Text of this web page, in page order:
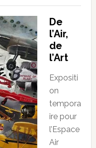
De
l’Air,
de
l’Art
Expositi
on
tempora
ire pour
l’Espace
Air